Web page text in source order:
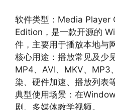
软件类型：Media Player
Edition，是一款开源的
件，主要用于播放本地与
核心用途：播放常见及少
MP4、AVI、MKV、MP3
染、硬件加速、播放列表等
典型使用场景：在
剧、多媒体教学视频。